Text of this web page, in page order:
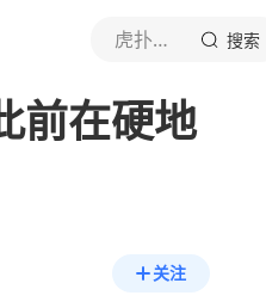
虎扑体育内容 搜索
前在硬地
关注